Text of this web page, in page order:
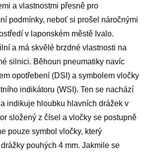
a vlastnostmi přesně pro
podmínky, neboť si prošel náročnými
v laponském městě Ivalo.
a má skvělé brzdné vlastnosti na
silnici. Běhoun pneumatiky navíc
opotřebení (DSI) a symbolem vločky
indikátoru (WSI). Ten se nachází
indikuje hloubku hlavních drážek v
složený z čísel a vločky se postupně
pouze symbol vločky, který
pouhých 4 mm. Jakmile se